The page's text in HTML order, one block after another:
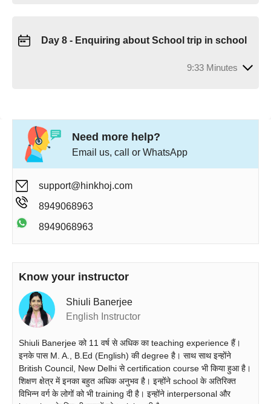
Day 8 - Enquiring about School trip in school
9:33 Minutes
Need more help?
Email us, call or WhatsApp
support@hinkhoj.com
8949068963
8949068963
Know your instructor
Shiuli Banerjee
English Instructor
Shiuli Banerjee को 11 वर्ष से अधिक का teaching experience हैं।
इनके पास M. A., B.Ed (English) की degree है। साथ साथ इन्होंने
British Council, New Delhi से certification course भी किया हुआ है।
शिक्षण क्षेत्र में इनका बहुत अधिक अनुभव है। इन्होंने school के अतिरिक्त
विभिन्न वर्ग के लोगों को भी training दी है। इन्होंने interpersonal और